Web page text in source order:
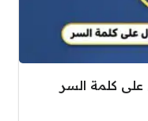
على كلمة السر